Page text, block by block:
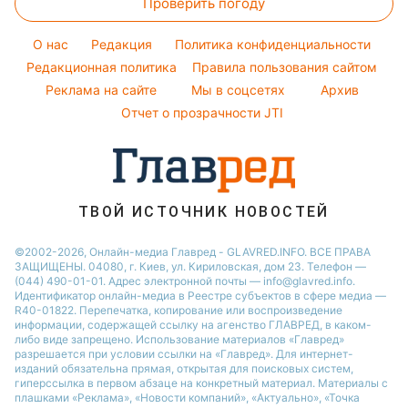
Виталий Козловский
Новости Полтавы
Новости Одессы
Новости Сум
Новости Черкассы
Погода на завтра
Пылевая буря
Окрашивание волос
Красивый маникюр
Модные ошибки
Новости моды
Советы от Андре Тана
O нас Редакция
Политика конфиденциальности
Редакционная политика
Правила пользования сайтом
Реклама на сайте
Мы в соцсетях
Архив
Отчет о прозрачности JTI
ТВОЙ ИСТОЧНИК НОВОСТЕЙ
©2002-2026, Онлайн-медиа Главред - GLAVRED.INFO. ВСЕ ПРАВА
ЗАЩИЩЕНЫ. 04080, г. Киев, ул. Кириловская, дом 23. Телефон —
(044) 490-01-01. Адрес электронной почты — info@glavred.info.
Идентификатор онлайн-медиа в Реестре cубъектов в сфере медиа —
R40-01822. Перепечатка, копирование или воспроизведение
информации, содержащей ссылку на агенство ГЛАВРЕД, в каком-
либо виде запрещено. Использование материалов «Главред»
разрешается при условии ссылки на «Главред». Для интернет-
изданий обязательна прямая, открытая для поисковых систем,
гиперссылка в первом абзаце на конкретный материал. Материалы с
плашками «Реклама», «Новости компаний», «Актуально», «Точка